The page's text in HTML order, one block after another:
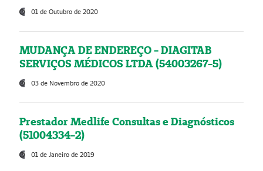
01 de Outubro de 2020
MUDANÇA DE ENDEREÇO - DIAGITAB
SERVIÇOS MÉDICOS LTDA (54003267-5)
03 de Novembro de 2020
Prestador Medlife Consultas e Diagnósticos
(51004334-2)
01 de Janeiro de 2019